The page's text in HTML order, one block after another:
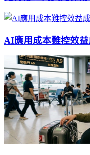
AI應用成本難控效